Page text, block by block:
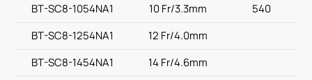
BT-SC8-1054NA1
10 Fr/3.3mm
540
BT-SC8-1254NA1
12 Fr/4.0mm
BT-SC8-1454NA1
14 Fr/4.6mm